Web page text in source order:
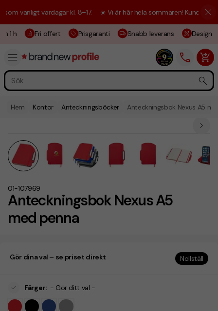
vanligt vardagar kl. 8–17. ☀️ Vi är här hela sommaren!
1 h Fri offert Prisgaranti Snabb leverans
Hem Kontor Anteckningsböcker Anteckningsbok Nexus A5
Anteckningsbok Nexus A5
med penna
01-107969
Gör dina val – se priset direkt Nollställ
Färger: - Gör ditt val -